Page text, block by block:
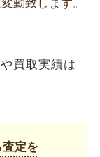
動致します。
買取実績は
定を